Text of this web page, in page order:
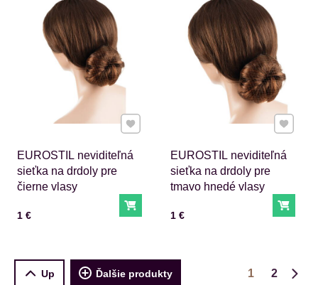
EUROSTIL neviditeľná
sieťka na drdoly pre
čierne vlasy
Cena s DPH
1 € Do košíka
Pridať k Obľúbeným
EUROSTIL neviditeľná
sieťka na drdoly pre
tmavo hnedé vlasy
Cena s DPH
1 € Do
Pridať k
Up Ďalšie produkty 1
2